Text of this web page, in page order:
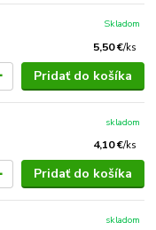
5,50 €/ks
Skladom
Pridať do košíka
4,10 €/ks
skladom
Pridať do košíka
skladom